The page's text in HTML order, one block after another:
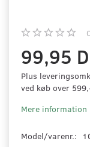
99,95
Plus
ved køb over
Mere information
Model/varenr.: